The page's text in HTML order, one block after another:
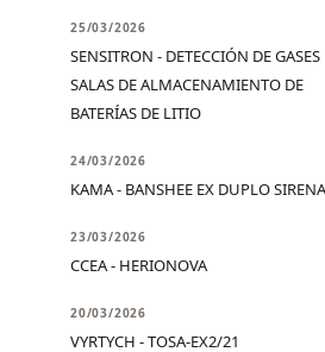
25/03/2026
SENSITRON - DETECCIÓN DE GASES
SALAS DE ALMACENAMIENTO DE
BATERÍAS DE LITIO
24/03/2026
KAMA - BANSHEE EX DUPLO
23/03/2026
CCEA - HERIONOVA
20/03/2026
VYRTYCH - TOSA-EX2/21